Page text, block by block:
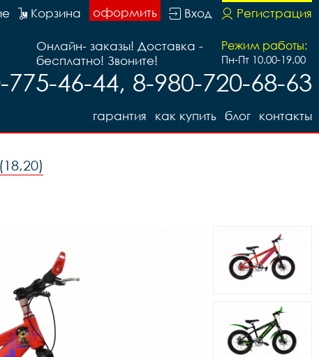
Регистрация
Вход
оформить
Корзина
Режим работы:
Пн-Пт 10.00-19.00
Онлайн- заказы! Доставка -
бесплатно! Звоните!
775-46-44, 8-980-720-68-63
контакты
блог
как купить
гарантия